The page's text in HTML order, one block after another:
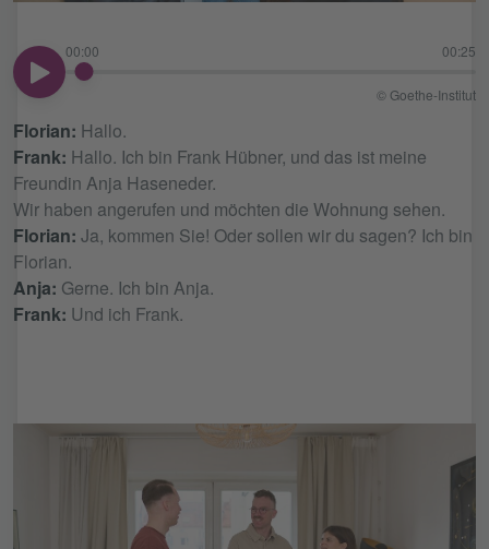
00:00 00:25
00:00
© Goethe-Institut
Florian: Hallo.
Frank: Hallo. Ich bin Frank Hübner, und das ist meine
Freundin Anja Haseneder.
Wir haben angerufen und möchten die Wohnung sehen.
Florian: Ja, kommen Sie! Oder sollen wir du sagen? Ich bin
Florian.
Anja: Gerne. Ich bin Anja.
Frank: Und ich Frank.